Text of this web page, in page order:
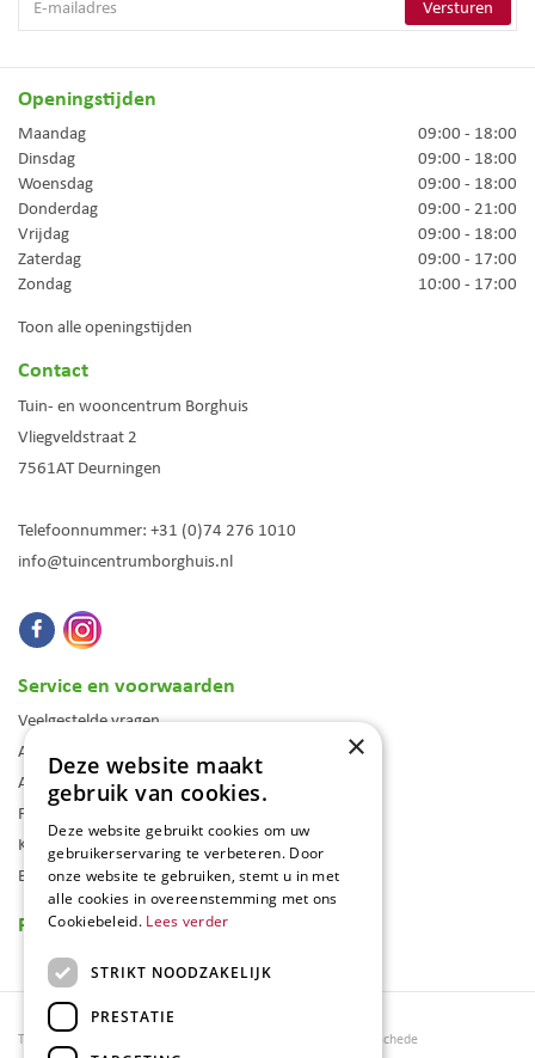
Openingstijden
Maandag
09:00 - 18:00
Dinsdag
09:00 - 18:00
Woensdag
09:00 - 18:00
Donderdag
09:00 - 21:00
Vrijdag
09:00 - 18:00
Zaterdag
09:00 - 17:00
Zondag
10:00 - 17:00
Toon alle openingstijden
Contact
Tuin- en wooncentrum Borghuis
Vliegveldstraat 2
7561AT Deurningen
Telefoonnummer: +31 (0)74 276 1010
info@tuincentrumborghuis.nl
Service en voorwaarden
Veelgestelde vragen
Algemene voorwaarden
Assortiment
Folder
Klantenkaart
Blog
Reviews
Tuincentrum Borghuis
Tuinmeubels Enschede
×
Deze website maakt
gebruik van cookies.
Deze website gebruikt cookies om uw
gebruikerservaring te verbeteren. Door
onze website te gebruiken, stemt u in met
alle cookies in overeenstemming met ons
Cookiebeleid. Lees verder
STRIKT NOODZAKELIJK
PRESTATIE